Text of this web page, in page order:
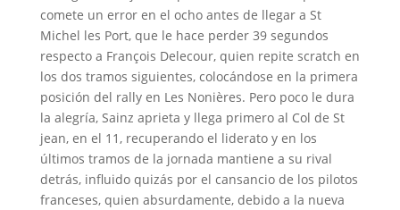
comete un error en el ocho antes de llegar a St
Michel les Port, que le hace perder 39 segundos
respecto a François Delecour, quien repite scratch en
los dos tramos siguientes, colocándose en la primera
posición del rally en Les Nonières. Pero poco le dura
la alegría, Sainz aprieta y llega primero al Col de St
jean, en el 11, recuperando el liderato y en los
últimos tramos de la jornada mantiene a su rival
detrás, influido quizás por el cansancio de los pilotos
franceses, quien absurdamente, debido a la nueva